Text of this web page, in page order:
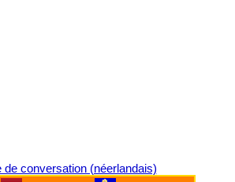
de conversation (néerlandais)